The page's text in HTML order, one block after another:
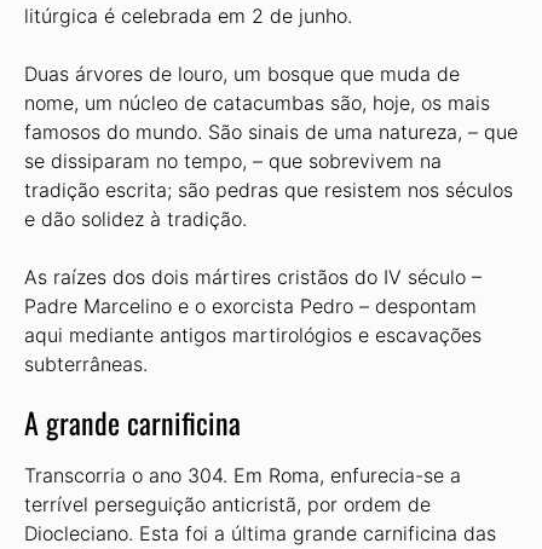
litúrgica é celebrada em 2 de junho.
Duas árvores de louro, um bosque que muda de
nome, um núcleo de catacumbas são, hoje, os mais
famosos do mundo. São sinais de uma natureza, – que
se dissiparam no tempo, – que sobrevivem na
tradição escrita; são pedras que resistem nos séculos
e dão solidez à tradição.
As raízes dos dois mártires cristãos do IV século –
Padre Marcelino e o exorcista Pedro – despontam
aqui mediante antigos martirológios e escavações
subterrâneas.
A grande carnificina
Transcorria o ano 304. Em Roma, enfurecia-se a
terrível perseguição anticristã, por ordem de
Diocleciano. Esta foi a última grande carnificina das